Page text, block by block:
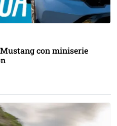
con miniserie